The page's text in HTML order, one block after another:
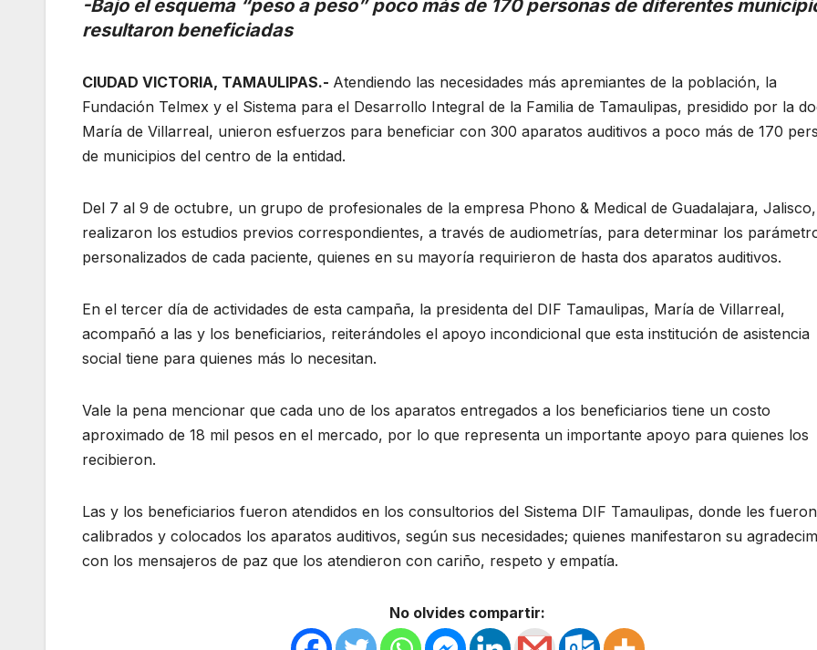
-Bajo el esquema “peso a peso” poco más de 170 personas de diferentes
resultaron beneficiadas
CIUDAD VICTORIA, TAMAULIPAS.- Atendiendo las necesidades más apremiantes de la población, la
Fundación Telmex y el Sistema para el Desarrollo Integral de la Familia de Tamaulipas, presidido por la
María de Villarreal, unieron esfuerzos para beneficiar con 300 aparatos auditivos a poco más de 170
de municipios del centro de la entidad.
Del 7 al 9 de octubre, un grupo de profesionales de la empresa Phono & Medical de Guadalajara, Jalisco,
realizaron los estudios previos correspondientes, a través de audiometrías, para determinar los
personalizados de cada paciente, quienes en su mayoría requirieron de hasta dos aparatos auditivos.
En el tercer día de actividades de esta campaña, la presidenta del DIF Tamaulipas, María de Villarreal,
acompañó a las y los beneficiarios, reiterándoles el apoyo incondicional que esta institución de asistencia
social tiene para quienes más lo necesitan.
Vale la pena mencionar que cada uno de los aparatos entregados a los beneficiarios tiene un costo
aproximado de 18 mil pesos en el mercado, por lo que representa un importante apoyo para quienes los
recibieron.
Las y los beneficiarios fueron atendidos en los consultorios del Sistema DIF Tamaulipas, donde les fueron
calibrados y colocados los aparatos auditivos, según sus necesidades; quienes manifestaron su
con los mensajeros de paz que los atendieron con cariño, respeto y empatía.
No olvides compartir: